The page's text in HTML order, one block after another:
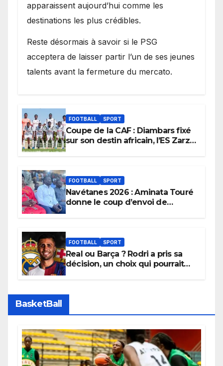
apparaissent aujourd’hui comme les
destinations les plus crédibles.
Reste désormais à savoir si le PSG
acceptera de laisser partir l’un de ses jeunes
talents avant la fermeture du mercato.
FOOTBALL SPORT
Coupe de la CAF : Diambars fixé
sur son destin africain, l’ES Zarzis
FOOTBALL SPORT
Navétanes 2026 : Aminata Touré
donne le coup d’envoi de
apaisées.
FOOTBALL SPORT
Real ou Barça ? Rodri a pris sa
décision, un choix qui pourrait
BasketBall